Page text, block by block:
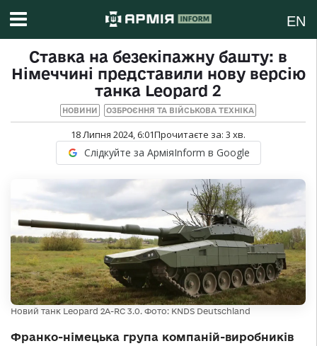
EN
Ставка на безекіпажну башту: в
Німеччині представили нову версію
танка Leopard 2
НОВИНИ ОЗБРОЄННЯ ТА ВІЙСЬКОВА ТЕХНІКА
18 Липня 2024, 6:01Прочитаєте за: 3 хв.
Слідкуйте за АрміяInform в Google
Новий танк Leopard 2А-RC 3.0. Фото: KNDS Deutschland
Франко-німецька група компаній-виробників